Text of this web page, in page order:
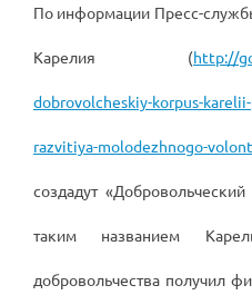
По информации Пресс-
Карелия (http://
dobrovolcheskiy-korpus-
razvitiya-molodezhnogo-
создадут
таким названием
добровольчества получил